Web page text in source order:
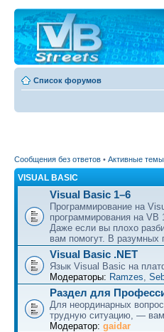
Список форумов
Сообщения без ответов • Активные темы
VISUAL BASIC
Visual Basic 1–6
Программирование на
программирования на
Даже если вы плохо
вам помогут. В разумных
Visual Basic .NET
Язык Visual Basic на
Модераторы: Ramzes,
Раздел для
Для неординарных
трудную ситуацию, —
Модератор: gaidar